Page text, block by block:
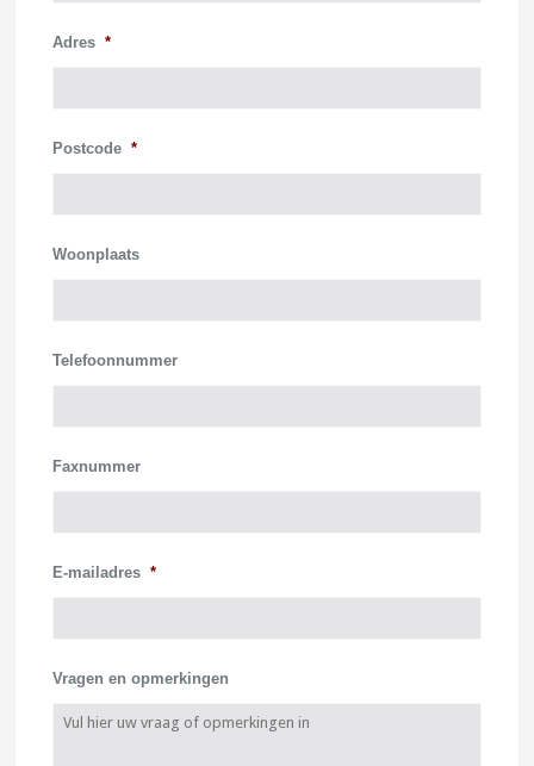
Adres *
Postcode *
Woonplaats
Telefoonnummer
Faxnummer
E-mailadres *
Vragen en opmerkingen